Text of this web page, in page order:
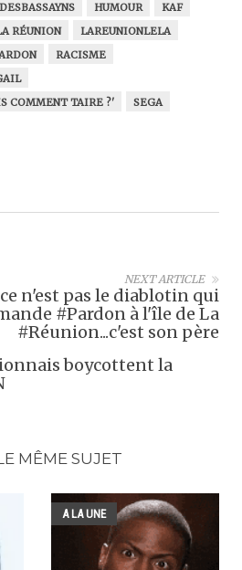
DESBASSAYNS HUMOUR
KAF
RÉUNION
LAREUNIONLELA
RACISME
COMMENT TAIRE ?'
SEGA
NEXT ARTICLE
n'est pas le diablotin qui
#Pardon à l'île de La
#Réunion...c'est son père
boycottent la
MÊME SUJET
A LA UNE